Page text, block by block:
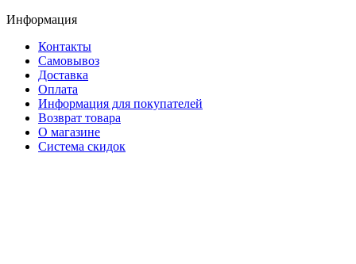
Информация
Контакты
Самовывоз
Доставка
Оплата
Информация для покупателей
Возврат товара
О магазине
Система скидок